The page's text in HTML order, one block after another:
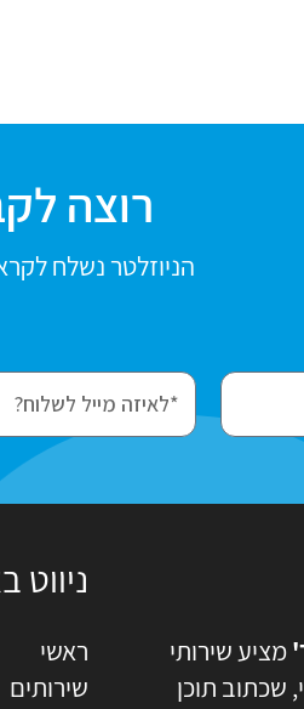
רוצה
הניוזלטר נשלח
e
m
מציע שירותי
שכתוב תוכן
ניווט
ראשי
שירותים